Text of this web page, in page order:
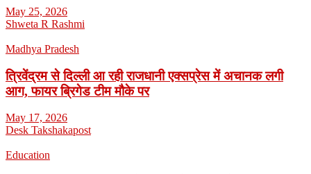
May 25, 2026
Shweta R Rashmi
Madhya Pradesh
त्रिवेंद्रम से दिल्ली आ रही राजधानी एक्सप्रेस में अचानक लगी
आग, फायर ब्रिगेड टीम मौके पर
May 17, 2026
Desk Takshakapost
Education